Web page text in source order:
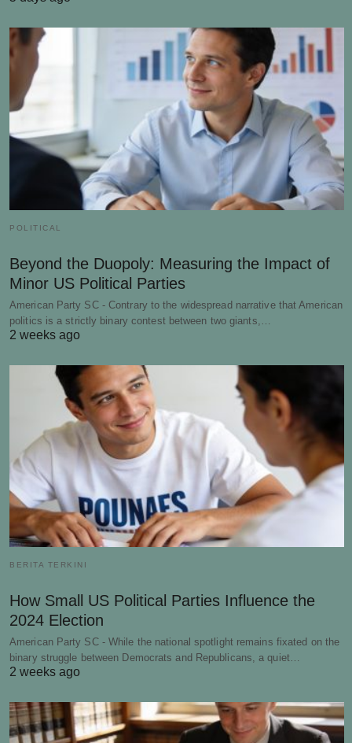
POLITICAL
Beyond the Duopoly: Measuring the Impact of
Minor US Political Parties
American Party SC - Contrary to the widespread narrative that American
politics is a strictly binary contest between two giants,…
2 weeks ago
BERITA TERKINI
How Small US Political Parties Influence the
2024 Election
American Party SC - While the national spotlight remains fixated on the
binary struggle between Democrats and Republicans, a quiet…
2 weeks ago